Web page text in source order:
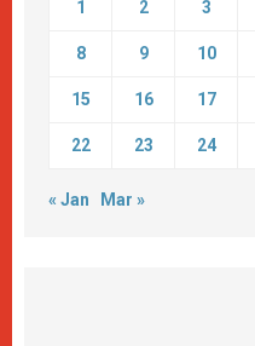
1 2 3
8 9 10
15 16 17
22 23 24
« Jan Mar »